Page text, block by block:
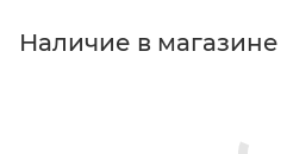
Наличие в магазине